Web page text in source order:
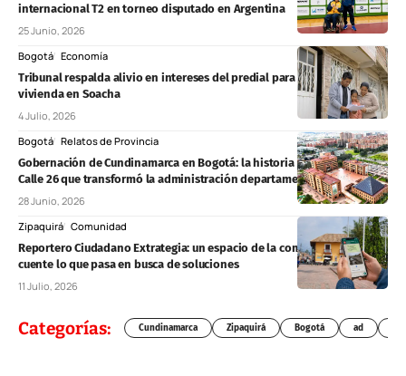
internacional T2 en torneo disputado en Argentina
25 Junio, 2026
Bogotá Economía
Tribunal respalda alivio en intereses del predial para propietarios de
vivienda en Soacha
4 Julio, 2026
Bogotá Relatos de Provincia
Gobernación de Cundinamarca en Bogotá: la historia de la sede en la
Calle 26 que transformó la administración departamental
28 Junio, 2026
Zipaquirá Comunidad
Reportero Ciudadano Extrategia: un espacio de la comunidad para que
cuente lo que pasa en busca de soluciones
11 Julio, 2026
Categorías: Cundinamarca Zipaquirá Bogotá ad